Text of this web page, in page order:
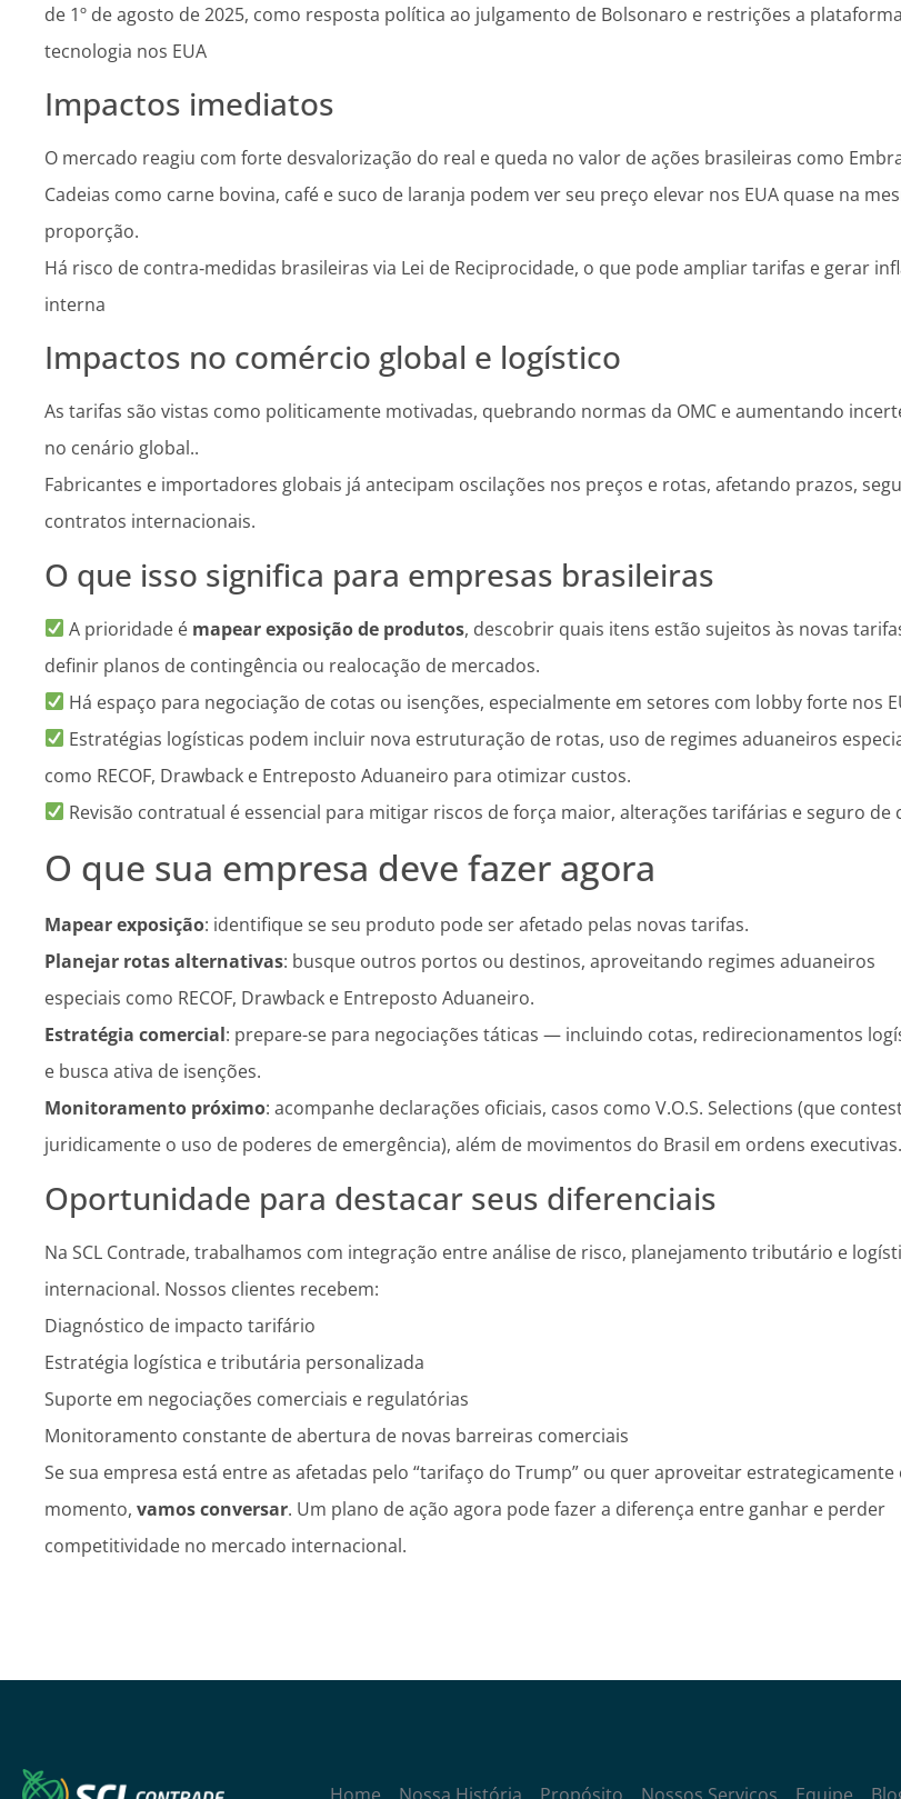
de 1º de agosto de 2025, como resposta política ao julgamento de Bolsonaro e restrições a
tecnologia nos EUA
Impactos imediatos
O mercado reagiu com forte desvalorização do real e queda no valor de ações brasileiras como
Cadeias como carne bovina, café e suco de laranja podem ver seu preço elevar nos EUA quase na
proporção.
Há risco de contra‑medidas brasileiras via Lei de Reciprocidade, o que pode ampliar tarifas e gerar
interna
Impactos no comércio global e logístico
As tarifas são vistas como politicamente motivadas, quebrando normas da OMC e aumentando
no cenário global..
Fabricantes e importadores globais já antecipam oscilações nos preços e rotas, afetando prazos,
contratos internacionais.
O que isso significa para empresas brasileiras
A prioridade é mapear exposição de produtos, descobrir quais itens estão sujeitos às novas
definir planos de contingência ou realocação de mercados.
Há espaço para negociação de cotas ou isenções, especialmente em setores com lobby forte nos
Estratégias logísticas podem incluir nova estruturação de rotas, uso de regimes aduaneiros
como RECOF, Drawback e Entreposto Aduaneiro para otimizar custos.
Revisão contratual é essencial para mitigar riscos de força maior, alterações tarifárias e seguro de
O que sua empresa deve fazer agora
Mapear exposição: identifique se seu produto pode ser afetado pelas novas tarifas.
Planejar rotas alternativas: busque outros portos ou destinos, aproveitando regimes aduaneiros
especiais como RECOF, Drawback e Entreposto Aduaneiro.
Estratégia comercial: prepare-se para negociações táticas — incluindo cotas, redirecionamentos
e busca ativa de isenções.
Monitoramento próximo: acompanhe declarações oficiais, casos como V.O.S. Selections (que
juridicamente o uso de poderes de emergência), além de movimentos do Brasil em ordens executivas.
Oportunidade para destacar seus diferenciais
Na SCL Contrade, trabalhamos com integração entre análise de risco, planejamento tributário e
internacional. Nossos clientes recebem:
Diagnóstico de impacto tarifário
Estratégia logística e tributária personalizada
Suporte em negociações comerciais e regulatórias
Monitoramento constante de abertura de novas barreiras comerciais
Se sua empresa está entre as afetadas pelo “tarifaço do Trump” ou quer aproveitar estrategicamente
momento, vamos conversar. Um plano de ação agora pode fazer a diferença entre ganhar e perder
competitividade no mercado internacional.